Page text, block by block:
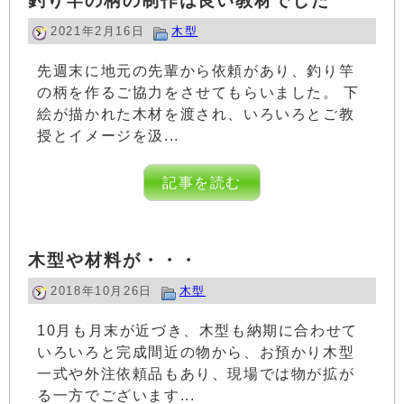
2021年2月16日 木型
先週末に地元の先輩から依頼があり、釣り竿
の柄を作るご協力をさせてもらいました。 下
絵が描かれた木材を渡され、いろいろとご教
授とイメージを汲...
記事を読む
木型や材料が・・・
2018年10月26日 木型
10月も月末が近づき、木型も納期に合わせて
いろいろと完成間近の物から、お預かり木型
一式や外注依頼品もあり、現場では物が拡が
る一方でございます...